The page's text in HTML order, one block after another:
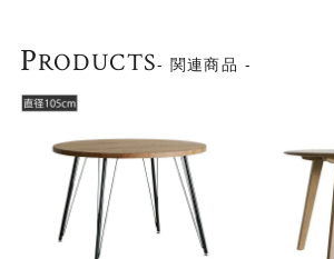
PRODUCTS- 関連商品 -